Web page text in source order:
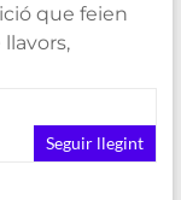
que feien
Seguir llegint